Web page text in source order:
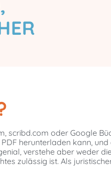
scribd.com oder Google
herunterladen kann,
verstehe aber weder
zulässig ist. Als